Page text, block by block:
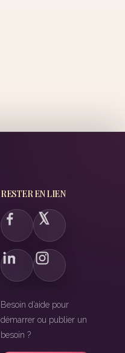
RESTER EN LIEN
Besoin d’aide pour
démarrer ou publier un
besoin ?